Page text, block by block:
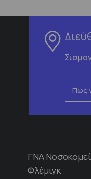
Πως
ΓΝΑ
Φλέμιγκ